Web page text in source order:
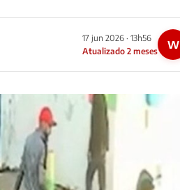
17 jun 2026 · 13h56
Atualizado 2 meses
W